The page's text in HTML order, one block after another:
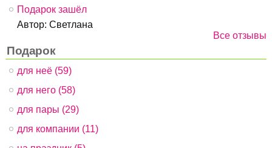
Подарок зашёл
Автор:Светлана
Все отзывы
Подарок
для неё (59)
для него (58)
для пары (29)
для компании (11)